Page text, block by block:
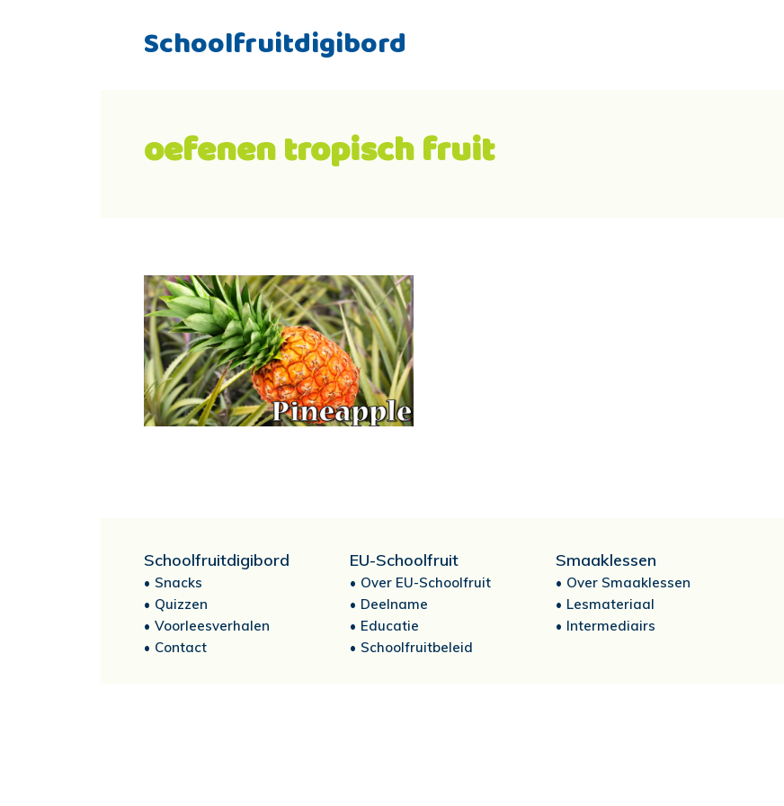
Schoolfruitdigibord
oefenen tropisch fruit
Schoolfruitdigibord
Snacks
Quizzen
Voorleesverhalen
Contact
EU-Schoolfruit
Over EU-Schoolfruit
Deelname
Educatie
Schoolfruitbeleid
Smaaklessen
Over Smaaklessen
Lesmateriaal
Intermediairs